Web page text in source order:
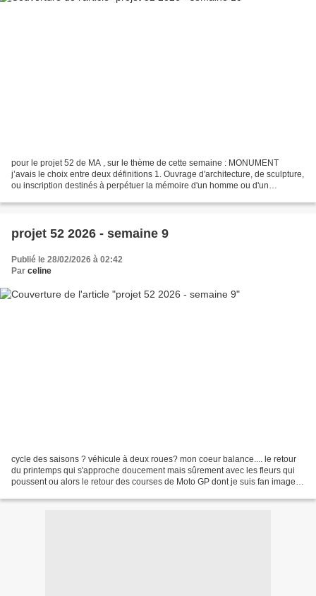
pour le projet 52 de MA , sur le thème de cette semaine : MONUMENT
j’avais le choix entre deux définitions 1. Ouvrage d'architecture, de sculpture,
ou inscription destinés à perpétuer la mémoire d'un homme ou d'un
projet 52 2026 - semaine 9
Publié le 28/02/2026 à 02:42
Par celine
cycle des saisons ? véhicule à deux roues? mon coeur balance.... le retour
du printemps qui s'approche doucement mais sûrement avec les fleurs qui
poussent ou alors le retour des courses de Moto GP dont je suis fan image